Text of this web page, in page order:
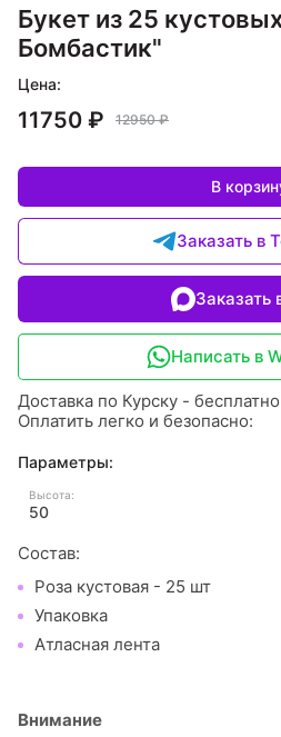
Букет из 25
Бомбастик"
Цена:
11750 ₽ 12950 ₽
В
Заказать в
Заказать
Написать в
Доставка по Курску -
Оплатить легко и безопасно:
Параметры:
Высота:
50
Состав:
Роза кустовая - 25 шт
Упаковка
Атласная лента
Внимание